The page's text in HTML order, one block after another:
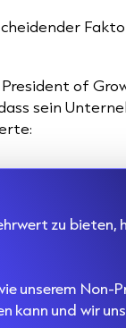
President of
sein
zu bieten,
unserem Non-
kann und wir